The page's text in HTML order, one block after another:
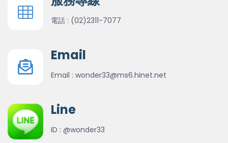
電話 : (02)2311-7077
Email
Email : wonder33@ms6.hinet.net
Line
ID : @wonder33